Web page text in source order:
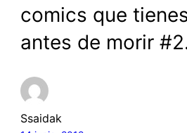
comics que
antes de morir
Ssaidak